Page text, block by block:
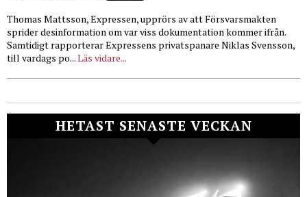
Thomas Mattsson, Expressen, upprörs av att Försvarsmakten
sprider desinformation om var viss dokumentation kommer ifrån.
Samtidigt rapporterar Expressens privatspanare Niklas Svensson,
till vardags po...Läs vidare...
HETAST SENASTE VECKAN